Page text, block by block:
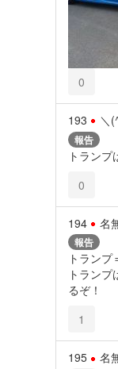
0
193 ＼
報告
トランプ
0
194 名
報告
トラン
トラン
るぞ！
1
195 名